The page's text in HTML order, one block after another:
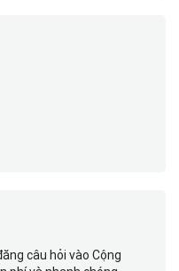
câu hỏi vào Cộng